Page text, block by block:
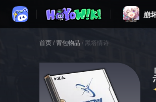
崩
首页/背包物品 / 黑塔情诗